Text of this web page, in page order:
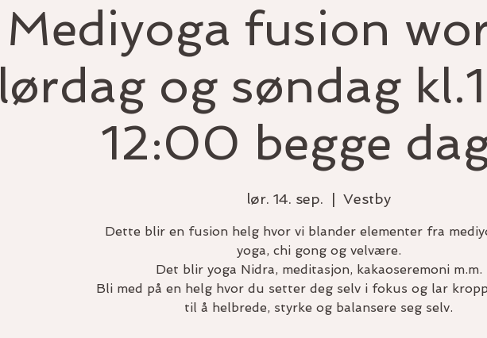
Mediyoga fusion
lørdag og søndag
12:00 begge
lør. 14. sep. Vestby
Dette blir en fusion helg hvor vi blander elementer fra
yoga, chi gong og velvære.
Det blir yoga Nidra, meditasjon, kakaoseremoni m.m.
Bli med på en helg hvor du setter deg selv i fokus og lar
til å helbrede, styrke og balansere seg selv.